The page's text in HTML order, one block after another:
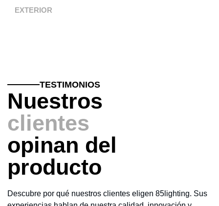
EXTERIOR
TESTIMONIOS
Nuestros
clientes
opinan del
producto
Descubre por qué nuestros clientes eligen 85lighting. Sus